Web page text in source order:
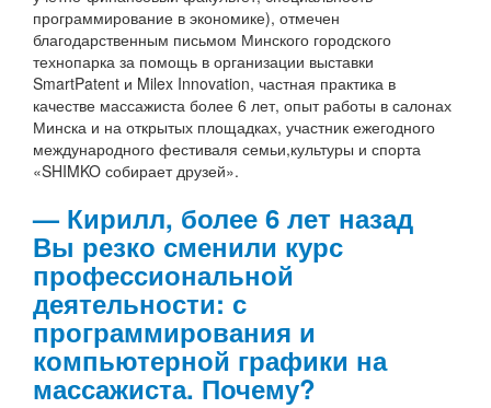
программирование в экономике), отмечен
благодарственным письмом Минского городского
технопарка за помощь в организации выставки
SmartPatent и Milex Innovation, частная практика в
качестве массажиста более 6 лет, опыт работы в салонах
Минска и на открытых площадках, участник ежегодного
международного фестиваля семьи,культуры и спорта
«SHIMKO собирает друзей».
— Кирилл, более 6 лет назад
Вы резко сменили курс
профессиональной
деятельности: с
программирования и
компьютерной графики на
массажиста. Почему?